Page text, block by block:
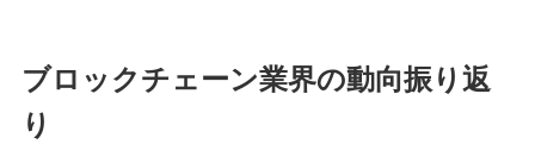
ブロックチェーン業界の動向振り返
り